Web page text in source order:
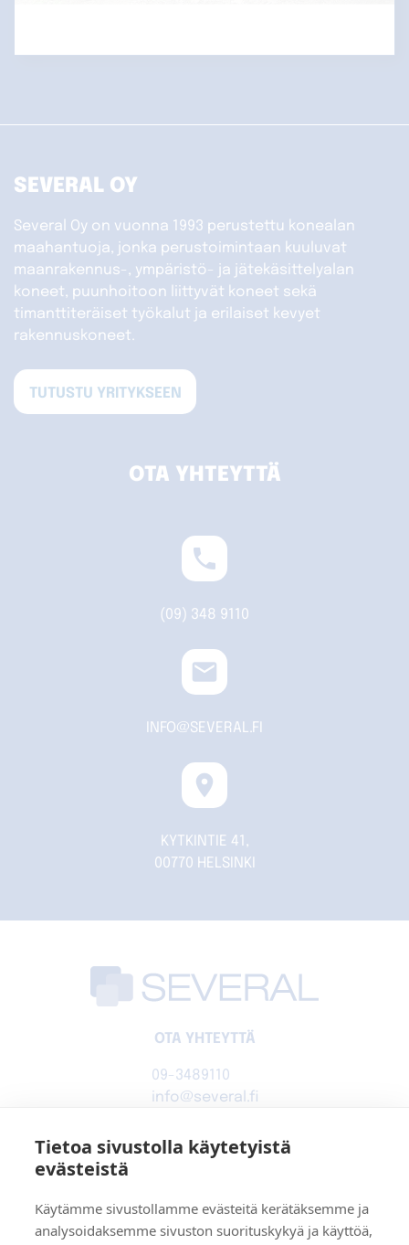
Tietoa sivustolla käytetyistä
evästeistä
Käytämme sivustollamme evästeitä kerätäksemme ja
analysoidaksemme sivuston suorituskykyä ja käyttöä,
SEVERAL OY
Several Oy on vuonna 1993 perustettu konealan
maahantuoja, jonka perustoimintaan kuuluvat
maanrakennus-, ympäristö- ja jätekäsittelyalan
koneet, puunhoitoon liittyvät koneet sekä
timanttiteräiset työkalut ja erilaiset kevyet
rakennuskoneet.
TUTUSTU YRITYKSEEN
OTA YHTEYTTÄ
phone
(09) 348 9110
email
INFO@SEVERAL.FI
location_on
KYTKINTIE 41,
00770 HELSINKI
OTA YHTEYTTÄ
09-3489110
info@several.fi
0944540-1